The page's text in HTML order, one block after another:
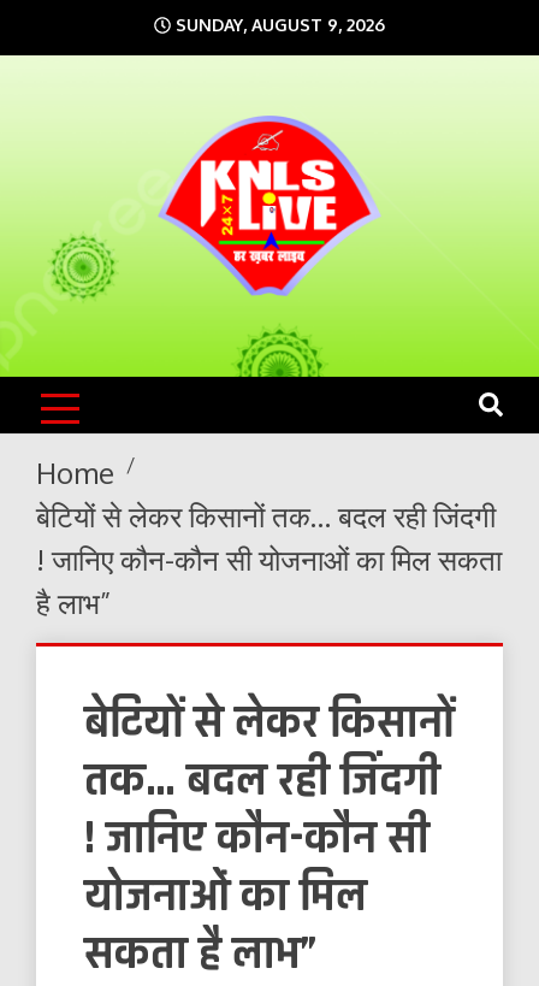
to
SUNDAY, AUGUST 9, 2026
KNLS LIVE
India`s No.1 News Portal
Home
बेटियों से लेकर किसानों तक… बदल रही जिंदगी
! जानिए कौन-कौन सी योजनाओं का मिल सकता
है लाभ”
बेटियों से लेकर किसानों
तक… बदल रही जिंदगी
! जानिए कौन-कौन सी
योजनाओं का मिल
सकता है लाभ”